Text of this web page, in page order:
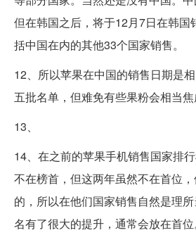
但在韩国之后，将于12月7日在韩国
括中国在内的其他33个国家销售。
12、所以苹果在中国的销售日期是
五批名单，但难免有些果粉会相当焦
13、
14、在之前的苹果手机销售国家排
不在榜首，但这两年虽然不在首位
的，所以在他们国家销售自然是理
名有了很大的提升，通常会放在首位